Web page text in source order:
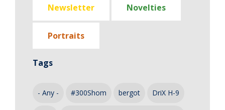
Newsletter Novelties
Portraits
Tags
- Any - #300Shom bergot DriX H-9